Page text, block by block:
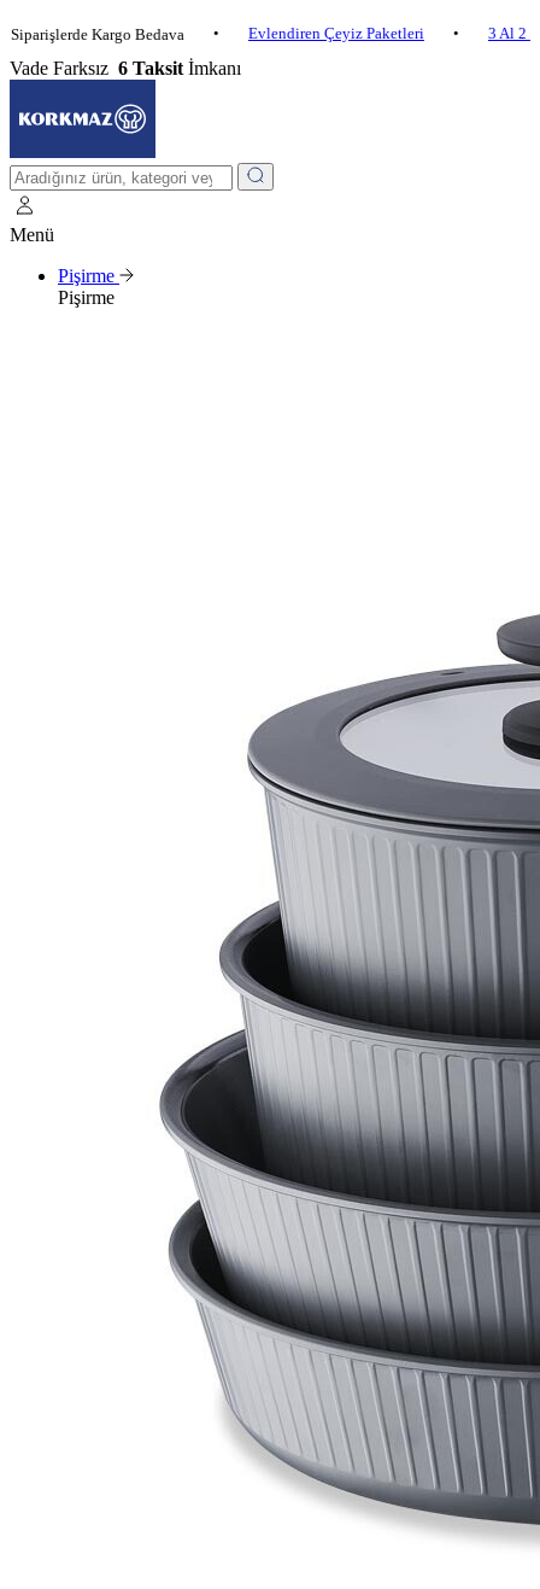
Kargo Bedava • Evlendiren Çeyiz Paketleri • 3 Al 2 Öde
Vade Farksız 6 Taksit İmkanı
Menü
Pişirme
Pişirme